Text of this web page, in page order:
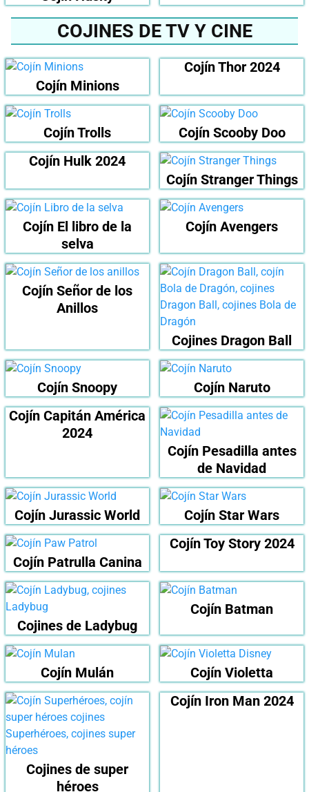
COJINES DE TV Y CINE
Cojín Minions
Cojín Thor 2024
Cojín Trolls
Cojín Scooby Doo
Cojín Hulk 2024
Cojín Stranger Things
Cojín El libro de la
selva
Cojín Avengers
Cojín Señor de los
Anillos
Cojines Dragon Ball
Cojín Snoopy
Cojín Naruto
Cojín Capitán América
2024
Cojín Pesadilla antes
de Navidad
Cojín Jurassic World Cojín Star Wars
Cojín Patrulla Canina
Cojín Toy Story 2024
Cojines de Ladybug
Cojín Batman
Cojín Mulán Cojín Violetta
Cojines de super
héroes
Cojín Iron Man 2024